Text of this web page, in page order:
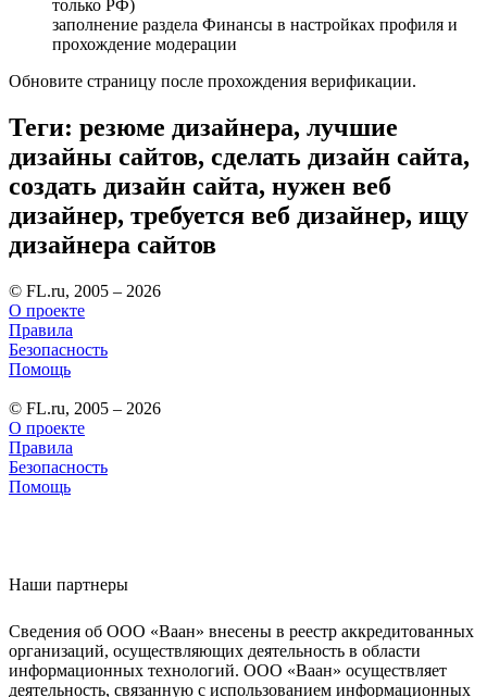
только РФ)
заполнение раздела Финансы в настройках профиля и
прохождение модерации
Обновите страницу после прохождения верификации.
Теги: резюме дизайнера, лучшие
дизайны сайтов, сделать дизайн сайта,
создать дизайн сайта, нужен веб
дизайнер, требуется веб дизайнер, ищу
дизайнера сайтов
© FL.ru, 2005 – 2026
О проекте
Правила
Безопасность
Помощь
© FL.ru, 2005 – 2026
О проекте
Правила
Безопасность
Помощь
Наши партнеры
Сведения об ООО «Ваан» внесены в реестр аккредитованных
организаций, осуществляющих деятельность в области
информационных технологий. ООО «Ваан» осуществляет
деятельность, связанную с использованием информационных